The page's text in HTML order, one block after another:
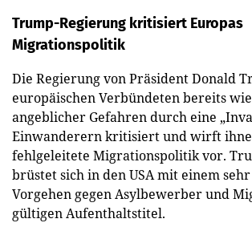
Trump-Regierung kritisiert Europas
Migrationspolitik
Die Regierung von Präsident Donald
europäischen Verbündeten bereits
angeblicher Gefahren durch eine
Einwanderern kritisiert und wirft
fehlgeleitete Migrationspolitik vor.
brüstet sich in den USA mit einem
Vorgehen gegen Asylbewerber und
gültigen Aufenthaltstitel.